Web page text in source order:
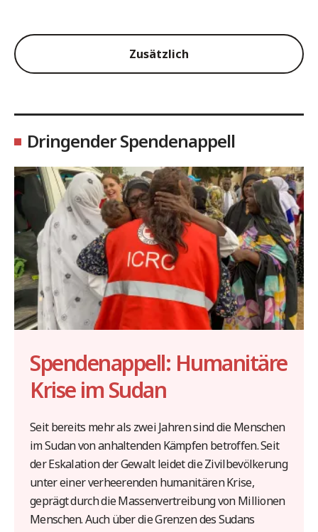
Zusätzlich
Dringender Spendenappell
Spendenappell: Humanitäre
Krise im Sudan
Seit bereits mehr als zwei Jahren sind die Menschen
im Sudan von anhaltenden Kämpfen betroffen. Seit
der Eskalation der Gewalt leidet die Zivilbevölkerung
unter einer verheerenden humanitären Krise,
geprägt durch die Massenvertreibung von Millionen
Menschen. Auch über die Grenzen des Sudans